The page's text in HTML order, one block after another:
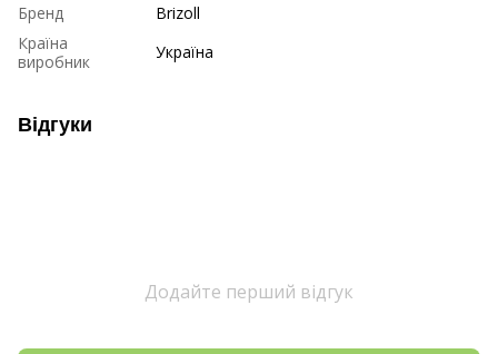
Бренд
Brizoll
Країна
виробник
Україна
Відгуки
Додайте перший відгук